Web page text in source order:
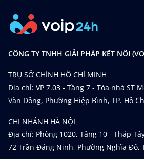
CÔNG TY TNHH GIẢI PHÁP KẾT NỐI
TRỤ SỞ CHÍNH HỒ CHÍ MINH
Địa chỉ: VP 7.03 - Tầng 7 - Tòa nhà ST
Văn Đồng, Phường Hiệp Bình, TP. Hồ
CHI NHÁNH HÀ NỘI
Địa chỉ: Phòng 1020, Tầng 10 - Tháp
72 Trần Đăng Ninh, Phường Nghĩa Đô,